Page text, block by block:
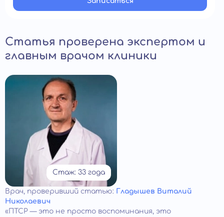
Статья проверена экспертом и
главным врачом клиники
Стаж: 33 года
Врач, проверивший статью: Гладышев Виталий
Николаевич
«ПТСР — это не просто воспоминания, это